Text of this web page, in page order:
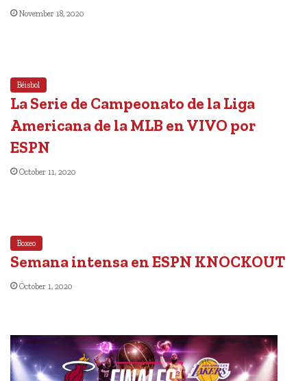
November 18, 2020
Béisbol
La Serie de Campeonato de la Liga
Americana de la MLB en VIVO por
ESPN
October 11, 2020
Boxeo
Semana intensa en ESPN KNOCKOUT
October 1, 2020